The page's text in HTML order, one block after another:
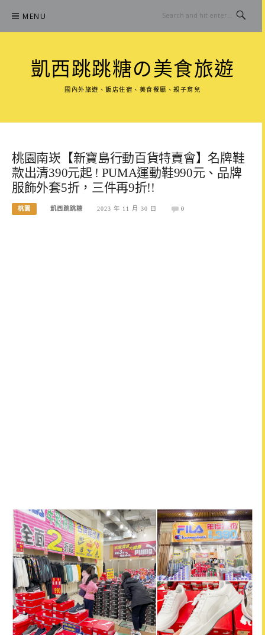
content
MENU
凱西跳跳糖の美食旅遊
國內外旅遊、飯店住宿、美食餐廳、親子育兒
桃園南崁【新寶島行動百貨特賣會】名牌鞋
款出清390元起 ! PUMA運動鞋990元、品牌
服飾外套5折，三件再9折!!
桃園 凱西跳跳糖 2023 年 11 月 30 日 0